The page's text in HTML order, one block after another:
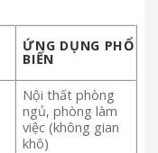
ỨNG DỤNG PHỔ
BIẾN
Nội thất phòng
ngủ, phòng làm
việc (không gian
khô)